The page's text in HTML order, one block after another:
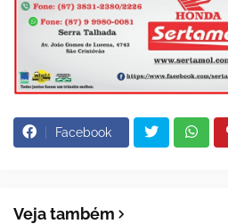
Facebook
Veja também